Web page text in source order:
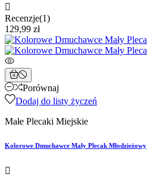

Recenzje(1)
129,99 zł
Porównaj
Dodaj do listy życzeń
Małe Plecaki Miejskie
Kolorowe Dmuchawce Mały Plecak Młodzieżowy
